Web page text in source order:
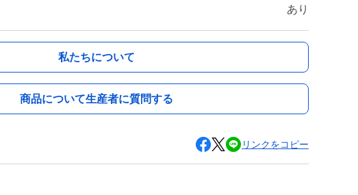
あり
私たちについて
商品について生産者に質問する
リンクをコピー